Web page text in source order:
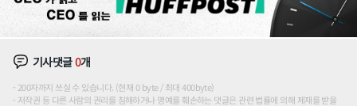
기사댓글0개
200자까지 쓰실 수 있습니다. (현재 0 byte / 최대 400byte)
저작권 등 다른 사람의 권리를 침해하거나 명예를 훼손하는 댓글은 관련 법률에 의해 제재를 받을